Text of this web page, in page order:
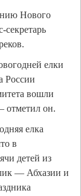
Нового
елки
России
вошли
отметил он.
елка
в
детей из
— Абхазии и